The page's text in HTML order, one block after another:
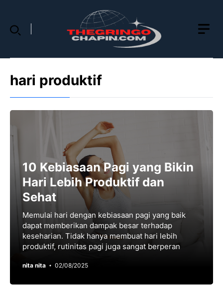
content
hari produktif
10 Kebiasaan Pagi yang Bikin
Hari Lebih Produktif dan
Sehat
Memulai hari dengan kebiasaan pagi yang baik
dapat memberikan dampak besar terhadap
keseharian. Tidak hanya membuat hari lebih
produktif, rutinitas pagi juga sangat berperan
nita nita 02/08/2025